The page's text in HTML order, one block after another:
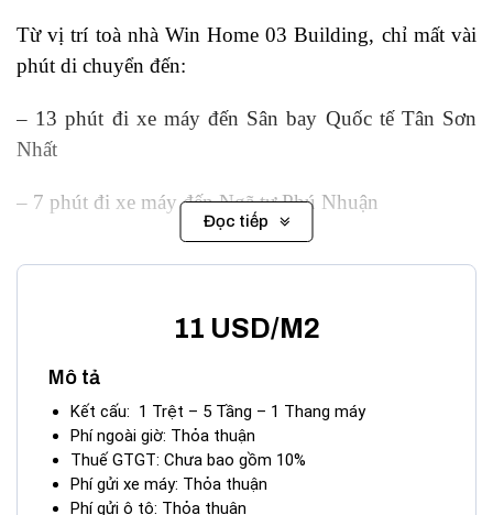
Từ vị trí toà nhà Win Home 03 Building, chỉ mất vài
phút di chuyển đến:
– 13 phút đi xe máy đến Sân bay Quốc tế Tân Sơn
Nhất
– 7 phút đi xe máy đến Ngã tư Phú Nhuận
II. CÁC TIỆN ÍCH XUNG QUANH
WIN HOME 03BUILDING
Cho thuê văn phòng – Tòa nhà Win Home
03 Building thuộc chuỗi tòa nhà cho thuê văn phòng
Win Home nổi tiếng tại TP. HCM. Win
Home Nguyễn Văn Đậu tiếp tục là cao ốc mang đến
Đọc tiếp
11 USD/M2
Mô tả
Kết cấu: 1 Trệt – 5 Tầng – 1 Thang máy
Phí ngoài giờ: Thỏa thuận
Thuế GTGT: Chưa bao gồm 10%
Phí gửi xe máy: Thỏa thuận
Phí gửi ô tô: Thỏa thuận